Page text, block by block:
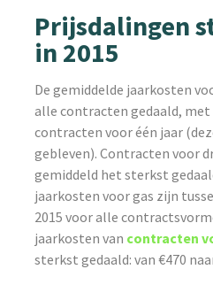
Prijsdalingen
in 2015
De gemiddelde jaarkosten
alle contracten gedaald,
contracten voor één jaar
gebleven). Contracten voor
gemiddeld het sterkst
jaarkosten voor gas zijn
2015 voor alle
jaarkosten van contracten
sterkst gedaald: van €470